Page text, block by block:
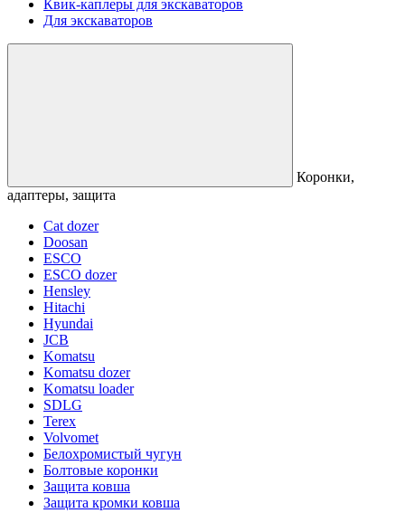
Квик-каплеры для экскаваторов
Для экскаваторов
Коронки,
адаптеры, защита
Cat dozer
Doosan
ESCO
ESCO dozer
Hensley
Hitachi
Hyundai
JCB
Komatsu
Komatsu dozer
Komatsu loader
SDLG
Terex
Volvomet
Белохромистый чугун
Болтовые коронки
Защита ковша
Защита кромки ковша